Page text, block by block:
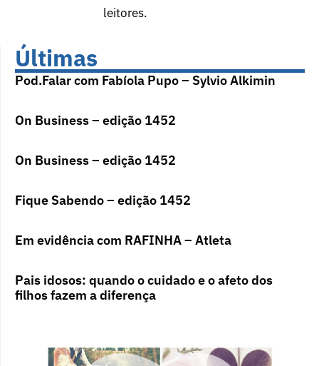
leitores.
Últimas
Pod.Falar com Fabíola Pupo – Sylvio Alkimin
On Business – edição 1452
On Business – edição 1452
Fique Sabendo – edição 1452
Em evidência com RAFINHA – Atleta
Pais idosos: quando o cuidado e o afeto dos
filhos fazem a diferença